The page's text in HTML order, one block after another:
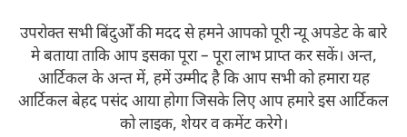
उपरोक्त सभी बिंदुओँ की मदद से हमने आपको पूरी न्यू अपडेट के बारे
मे बताया ताकि आप इसका पूरा – पूरा लाभ प्राप्त कर सकें। अन्त,
आर्टिकल के अन्त में, हमें उम्मीद है कि आप सभी को हमारा यह
आर्टिकल बेहद पसंद आया होगा जिसके लिए आप हमारे इस आर्टिकल
को लाइक, शेयर व कमेंट करेगे।